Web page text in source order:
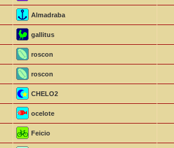
Almadraba
gallitus
roscon
roscon
CHELO2
ocelote
Feicio